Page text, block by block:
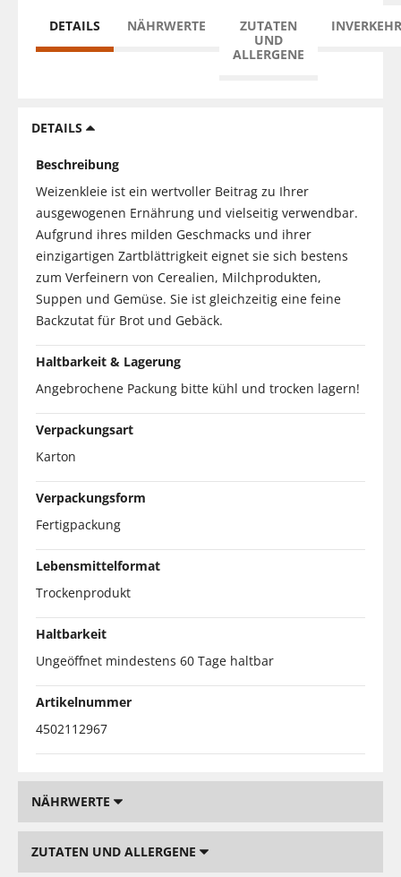
DETAILS NÄHRWERTE
ZUTATEN
UND
ALLERGENE
DETAILS
Beschreibung
Weizenkleie ist ein wertvoller Beitrag zu Ihrer
ausgewogenen Ernährung und vielseitig verwendbar.
Aufgrund ihres milden Geschmacks und ihrer
einzigartigen Zartblättrigkeit eignet sie sich bestens
zum Verfeinern von Cerealien, Milchprodukten,
Suppen und Gemüse. Sie ist gleichzeitig eine feine
Backzutat für Brot und Gebäck.
Haltbarkeit & Lagerung
Angebrochene Packung bitte kühl und trocken lagern!
Verpackungsart
Karton
Verpackungsform
Fertigpackung
Lebensmittelformat
Trockenprodukt
Haltbarkeit
Ungeöffnet mindestens 60 Tage haltbar
Artikelnummer
4502112967
NÄHRWERTE
ZUTATEN UND ALLERGENE